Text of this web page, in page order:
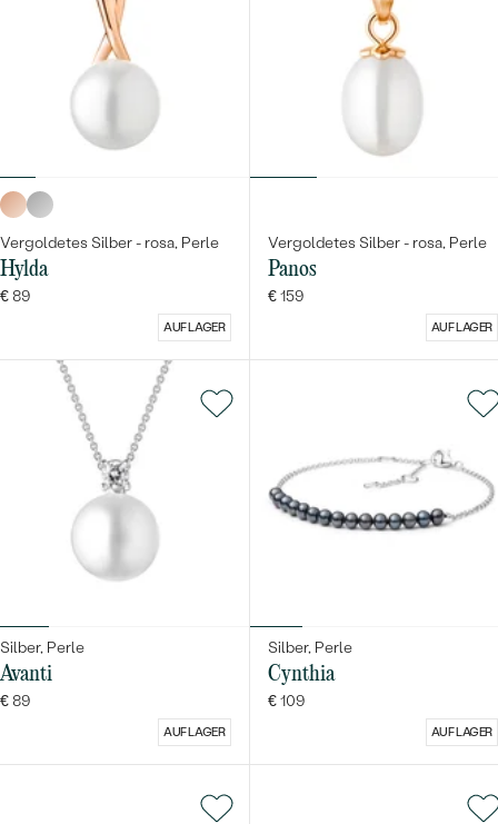
Vergoldetes Silber - rosa, Perle
Hylda
€ 89
AUF LAGER
Vergoldetes Silber - rosa, Perle
Panos
€ 159
AUF LAGER
Silber, Perle
Avanti
€ 89
AUF LAGER
Silber, Perle
Cynthia
€ 109
AUF LAGER